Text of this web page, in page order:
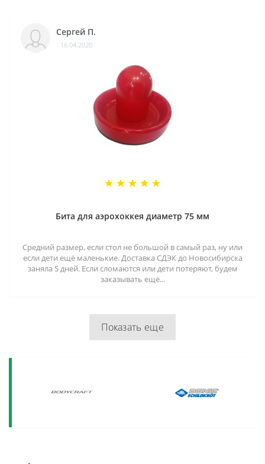
Сергей П.
16.04.2020
Бита для аэрохоккея диаметр 75 мм
Средний размер, если стол не большой в самый раз, ну или
если дети ещё маленькие. Доставка СДЭК до Новосибирска
заняла 5 дней. Если сломаются или дети потеряют, будем
заказывать ещё...
Показать еще